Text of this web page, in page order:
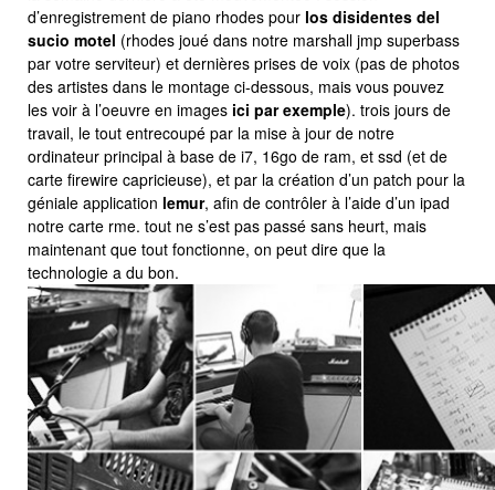
d’enregistrement de piano rhodes pour los disidentes del
sucio motel (rhodes joué dans notre marshall jmp superbass
par votre serviteur) et dernières prises de voix (pas de photos
des artistes dans le montage ci-dessous, mais vous pouvez
les voir à l’oeuvre en images ici par exemple). trois jours de
travail, le tout entrecoupé par la mise à jour de notre
ordinateur principal à base de i7, 16go de ram, et ssd (et de
carte firewire capricieuse), et par la création d’un patch pour la
géniale application lemur, afin de contrôler à l’aide d’un ipad
notre carte rme. tout ne s’est pas passé sans heurt, mais
maintenant que tout fonctionne, on peut dire que la
technologie a du bon.